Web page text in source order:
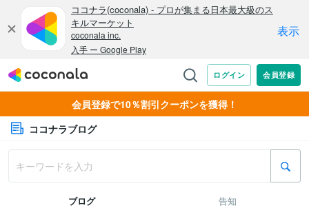
会員登録で10％割引クーポンを獲得！
ココナラブログ
ブログ 告知